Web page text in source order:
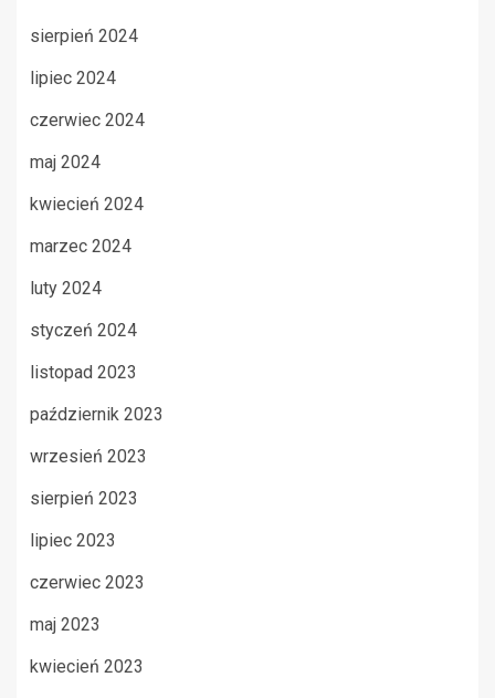
sierpień 2024
lipiec 2024
czerwiec 2024
maj 2024
kwiecień 2024
marzec 2024
luty 2024
styczeń 2024
listopad 2023
październik 2023
wrzesień 2023
sierpień 2023
lipiec 2023
czerwiec 2023
maj 2023
kwiecień 2023